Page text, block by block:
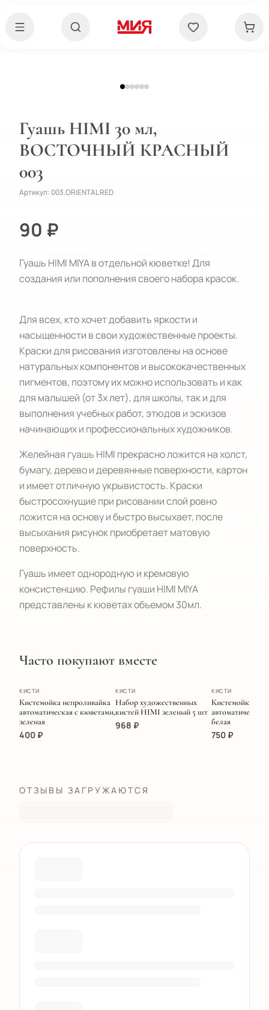
Гуашь HIMI 30 мл,
ВОСТОЧНЫЙ КРАСНЫЙ
003
Артикул: 003.ORIENTAL RED
90 ₽
Гуашь HIMI MIYA в отдельной кюветке! Для
создания или пополнения своего набора красок.
Для всех, кто хочет добавить яркости и
насыщенности в свои художественные проекты.
Краски для рисования изготовлены на основе
натуральных компонентов и высококачественных
пигментов, поэтому их можно использовать и как
для малышей (от 3х лет), для школы, так и для
выполнения учебных работ, этюдов и эскизов
начинающих и профессиональных художников.
Желейная гуашь HIMI прекрасно ложится на холст,
бумагу, дерево и деревянные поверхности, картон
и имеет отличную укрывистость. Краски
быстросохнущие при рисовании слой ровно
ложится на основу и быстро высыхает, после
высыхания рисунок приобретает матовую
поверхность.
Гуашь имеет однородную и кремовую
консистенцию. Рефилы гуаши HIMI MIYA
представлены к кюветах объемом 30мл.
Часто покупают вместе
ХИТ
КИСТИ
Кистемойка непроливайка
автоматическая с кюветами,
зеленая
400 ₽
ПОПУЛЯРНОЕ
КИСТИ
Набор художественных
кистей HIMI зеленый 5 шт
968 ₽
КИСТИ
Кистемойка
автоматическая
белая
750 ₽
ОТЗЫВЫ ЗАГРУЖАЮТСЯ